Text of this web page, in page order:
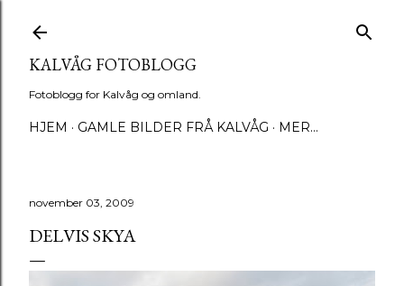
KALVÅG FOTOBLOGG
Fotoblogg for Kalvåg og omland.
HJEM GAMLE BILDER FRÅ KALVÅG MER…
november 03, 2009
DELVIS SKYA